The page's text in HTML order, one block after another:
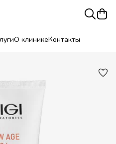
О клиникеКонтакты